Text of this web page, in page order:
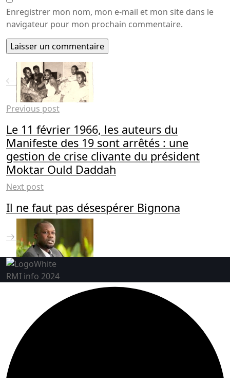
Enregistrer mon nom, mon e-mail et mon site dans le
navigateur pour mon prochain commentaire.
Previous post
Le 11 février 1966, les auteurs du
Manifeste des 19 sont arrêtés : une
gestion de crise clivante du président
Moktar Ould Daddah
Next post
Il ne faut pas désespérer Bignona
RMI info 2024